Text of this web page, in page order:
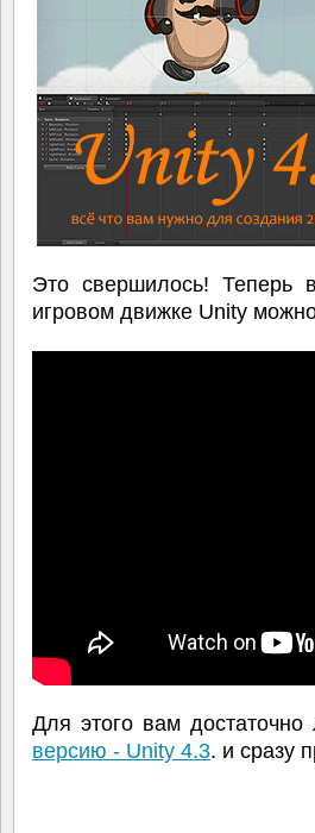
Это свершилось!
игровом движке Unity
Для этого вам
версию - Unity 4.3. и cразу